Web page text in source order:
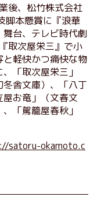
後、松竹株式会社
脚本懸賞に『浪華
台、テレビ時代劇
取次屋栄三』で小
軽快かつ痛快な物
「取次屋栄三」
冬舎文庫）、「八丁
お竜」（文春文
「駕籠屋春秋」
satoru-okamoto.c